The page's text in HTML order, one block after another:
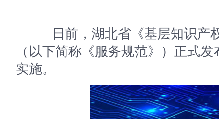
日前，湖北省《基层知识产
（以下简称《服务规范》）正式
实施。